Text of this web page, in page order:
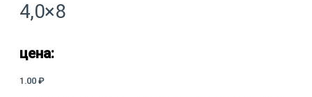
4,0×8
цена:
1.00 ₽